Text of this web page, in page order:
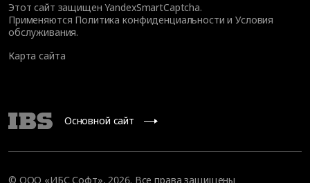
Этот сайт защищен YandexSmartCaptcha.
Применяются Политика конфиденциальности иУсловия
обслуживания.
Карта сайта
Основной сайт
© OOO «ИБС Софт», 2026. Все права защищены